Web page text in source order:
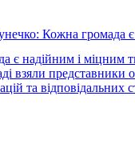
є надійним і міцним
взяли представники
та відповідальних